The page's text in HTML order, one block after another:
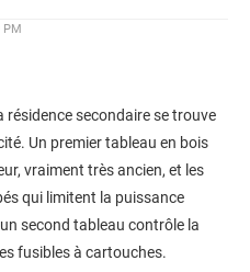
PM
résidence secondaire se trouve
Un premier tableau en bois
vraiment très ancien, et les
qui limitent la puissance
second tableau contrôle la
fusibles à cartouches.